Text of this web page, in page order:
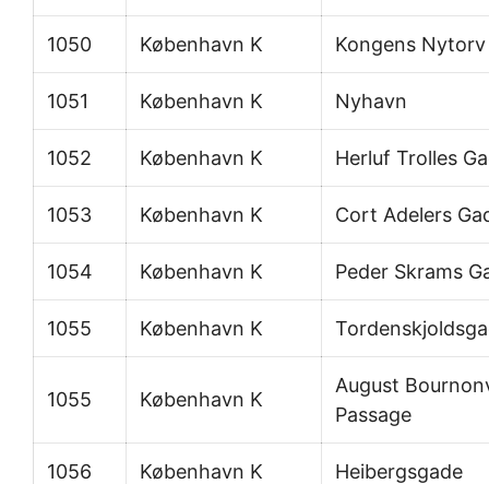
1050 København K Kongens Nytorv
1051 København K Nyhavn
1052 København K Herluf Trolles
1053 København K Cort Adelers
1054 København K Peder Skrams
1055 København K
1055 København K
August
Passage
1056 København K Heibergsgade